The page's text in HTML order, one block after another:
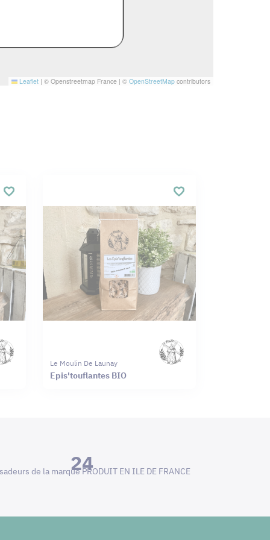
Leaflet | © Openstreetmap France | © OpenStreetMap contributors
Le Moulin De Launay
Epis'touflantes BIO
24
de la marque PRODUIT EN ILE DE FRANCE